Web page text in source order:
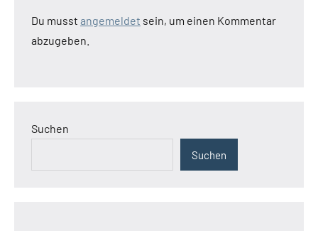
Du musst angemeldet sein, um einen Kommentar
abzugeben.
Suchen
Suchen